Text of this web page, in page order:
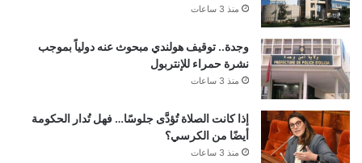
منذ 3 ساعات
وجدة.. توقيف هولندي مبحوث عنه دولياً بموجب
نشرة حمراء للإنتربول
منذ 3 ساعات
إذا كانت الصلاة تُؤدَّى جلوسًا… فهل تُدار الحكومة
أيضًا من الكرسي؟
منذ 3 ساعات